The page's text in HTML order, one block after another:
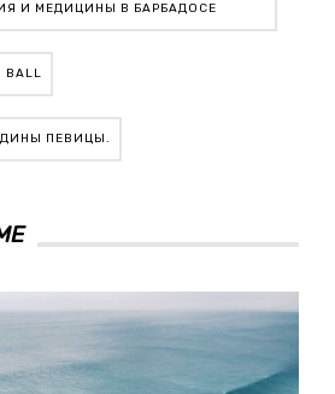
И МЕДИЦИНЫ В БАРБАДОСЕ
BALL
ПЕВИЦЫ.